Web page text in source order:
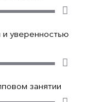
уверенностью
занятии